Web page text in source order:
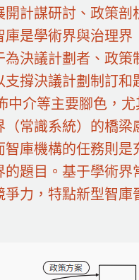
計謀研討、政策
是學術界與治理
決議計劃者、政
撐決議計劃制訂
介等主要腳色，
（常識系統）的橋
庫機構的任務則
題目。基于學術
力，特點新型智